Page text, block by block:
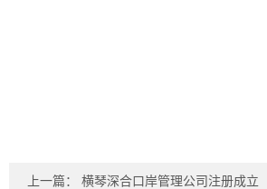
上一篇： 横琴深合口岸管理公司注册成立